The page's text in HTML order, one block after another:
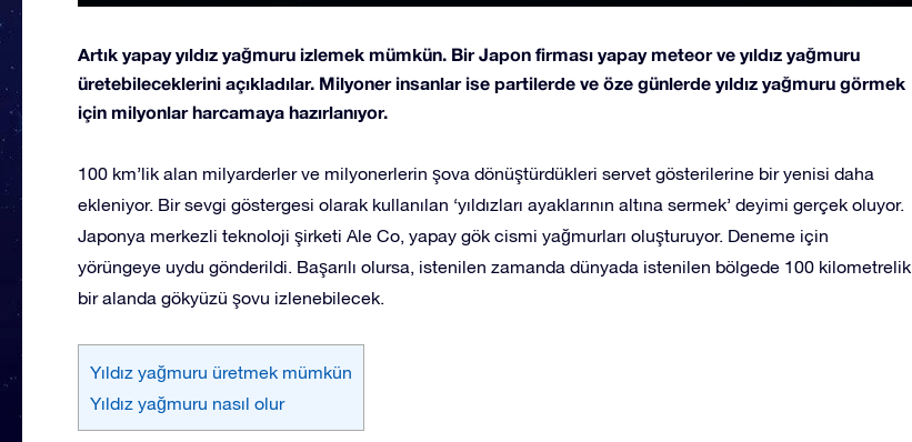
Artık yapay yıldız yağmuru izlemek mümkün. Bir Japon firması yapay meteor ve yıldız yağmuru
üretebileceklerini açıkladılar. Milyoner insanlar ise partilerde ve öze günlerde yıldız yağmuru görmek
için milyonlar harcamaya hazırlanıyor.
100 km’lik alan milyarderler ve milyonerlerin şova dönüştürdükleri servet gösterilerine bir yenisi daha
ekleniyor. Bir sevgi göstergesi olarak kullanılan ‘yıldızları ayaklarının altına sermek’ deyimi gerçek oluyor.
Japonya merkezli teknoloji şirketi Ale Co, yapay gök cismi yağmurları oluşturuyor. Deneme için
yörüngeye uydu gönderildi. Başarılı olursa, istenilen zamanda dünyada istenilen bölgede 100 kilometrelik
bir alanda gökyüzü şovu izlenebilecek.
Yıldız yağmuru üretmek mümkün
Yıldız yağmuru nasıl olur